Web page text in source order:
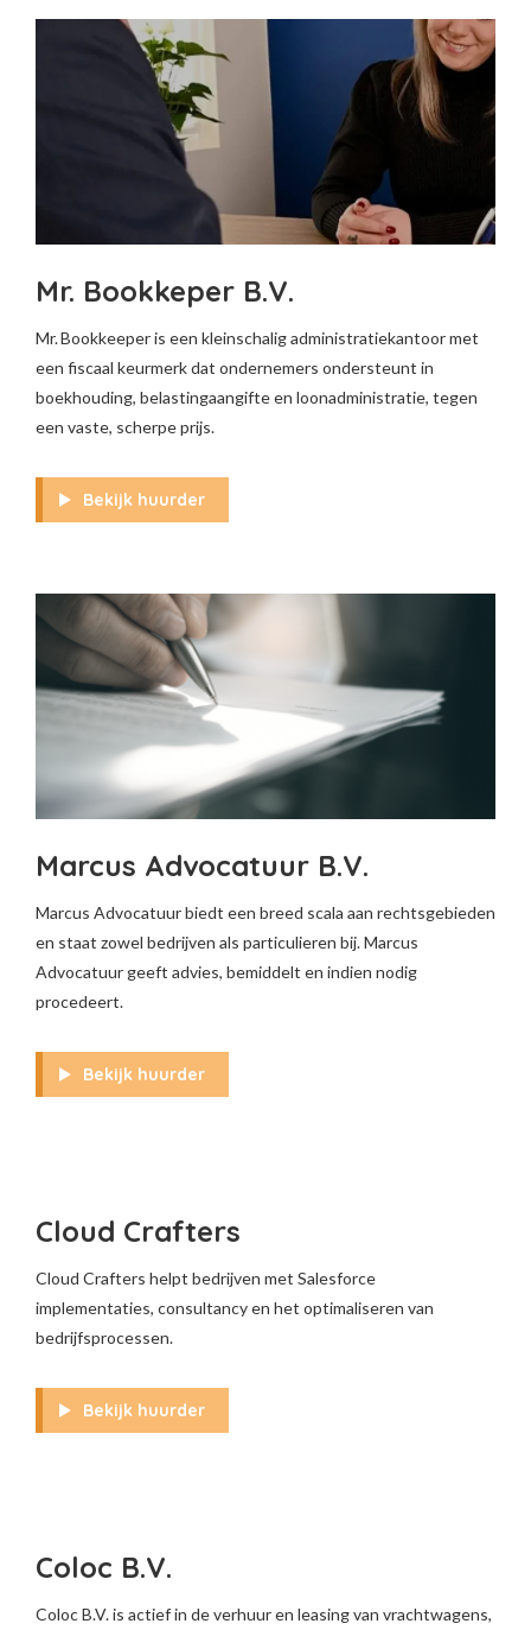
Mr. Bookkeper B.V.
Mr. Bookkeeper is een kleinschalig administratiekantoor met
een fiscaal keurmerk dat ondernemers ondersteunt in
boekhouding, belastingaangifte en loonadministratie, tegen
een vaste, scherpe prijs.
Bekijk huurder
Marcus Advocatuur B.V.
Marcus Advocatuur biedt een breed scala aan rechtsgebieden
en staat zowel bedrijven als particulieren bij. Marcus
Advocatuur geeft advies, bemiddelt en indien nodig
procedeert.
Bekijk huurder
Cloud Crafters
Cloud Crafters helpt bedrijven met Salesforce
implementaties, consultancy en het optimaliseren van
bedrijfsprocessen.
Bekijk huurder
Coloc B.V.
Coloc B.V. is actief in de verhuur en leasing van vrachtwagens,